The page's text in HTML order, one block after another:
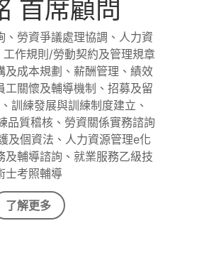
首席顧問
、勞資爭議處理協調、人力資
作規則/勞動契約及管理規章
及成本規劃、薪酬管理、績效
工關懷及輔導機制、招募及留
訓練發展與訓練制度建立、
品質稽核、勞資關係實務諮詢
及個資法、人力資源管理e化
及輔導諮詢、就業服務乙級技
士考照輔導
了解更多